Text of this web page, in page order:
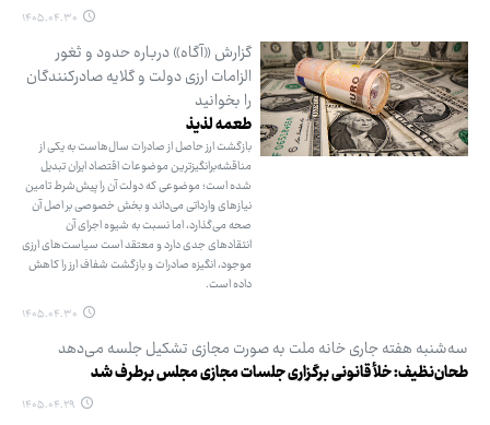
۱۴۰۵.۰۴.۳۰
گزارش «آگاه» درباره حدود و ثغور
الزامات ارزی دولت و گلایه صادرکنندگان
را بخوانید
طعمه لذیذ
بازگشت ارز حاصل از صادرات سال‌هاست به یکی از
مناقشه‌برانگیزترین موضوعات اقتصاد ایران تبدیل
شده است؛ موضوعی که دولت آن را پیش‌شرط تامین
نیازهای وارداتی می‌داند و بخش خصوصی بر اصل آن
صحه می‌گذارد، اما نسبت به شیوه اجرای آن
انتقادهای جدی دارد و معتقد است سیاست‌های ارزی
موجود، انگیزه صادرات و بازگشت شفاف ارز را کاهش
داده است.
۱۴۰۵.۰۴.۳۰
سه‌شنبه هفته جاری خانه ملت به صورت مجازی تشکیل جلسه می‌دهد
طحان‌نظیف: خلأ قانونی برگزاری جلسات مجازی مجلس برطرف شد
۱۴۰۵.۰۴.۲۹